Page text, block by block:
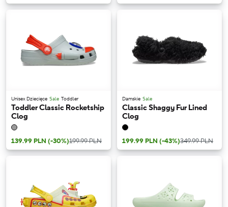
Unisex Dziecięce Sale Toddler
Toddler Classic Rocketship
Clog
139.99 PLN (-30%)199.99 PLN
Damskie Sale
Classic Shaggy Fur Lined
Clog
199.99 PLN (-43%)349.99 PLN